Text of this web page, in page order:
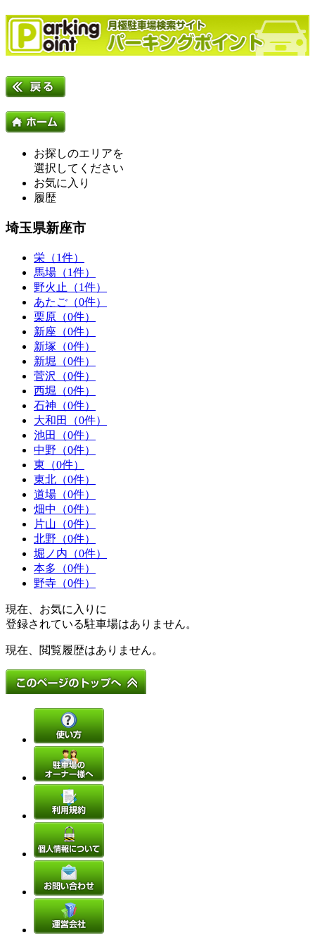
お探しのエリアを
選択してください
お気に入り
履歴
埼玉県新座市
栄（1件）
馬場（1件）
野火止（1件）
あたご（0件）
栗原（0件）
新座（0件）
新塚（0件）
新堀（0件）
菅沢（0件）
西堀（0件）
石神（0件）
大和田（0件）
池田（0件）
中野（0件）
東（0件）
東北（0件）
道場（0件）
畑中（0件）
片山（0件）
北野（0件）
堀ノ内（0件）
本多（0件）
野寺（0件）
現在、お気に入りに
登録されている駐車場はありません。
現在、閲覧履歴はありません。